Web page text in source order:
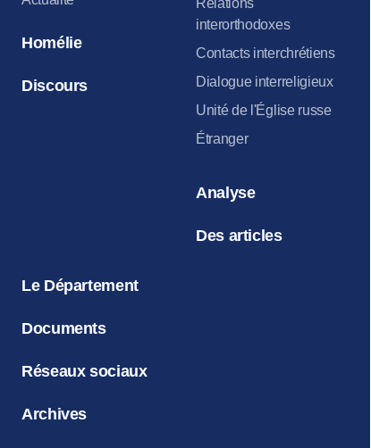
Homélie
Discours
Relations
interorthodoxes
Contacts interchrétiens
Dialogue interreligieux
Unité de l'Église russe
Étranger
Analyse
Des articles
Le Département
Documents
Réseaux sociaux
Archives